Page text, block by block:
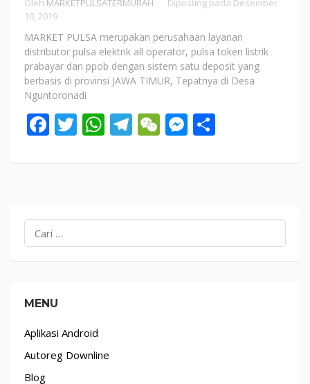
Oleh MARKETPULSATERMURAH Diposting pada Desember
10, 2019
MARKET PULSA merupakan perusahaan layanan
distributor pulsa elektrik all operator, pulsa token listrik
prabayar dan ppob dengan sistem satu deposit yang
berbasis di provinsi JAWA TIMUR, Tepatnya di Desa
Nguntoronadi
Facebook
Twitter
WhatsApp
Telegram
WeChat
Messenger
untuk:
MENU
Aplikasi Android
Autoreg Downline
Blog